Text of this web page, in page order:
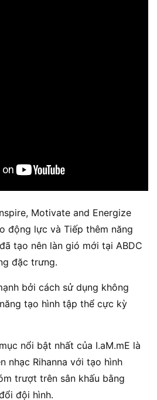
Motivate and Energize
động lực và Tiếp thêm năng
tạo nên làn gió mới tại ABDC
đặc trưng.
bởi cách sử dụng không
tạo hình tập thể cực kỳ
nổi bật nhất của I.aM.mE là
nhạc Rihanna với tạo hình
trượt trên sân khấu bằng
đội hình.